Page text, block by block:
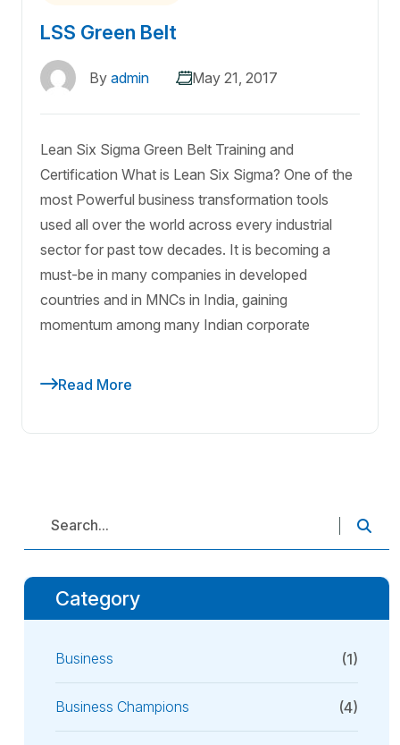
LSS Green Belt
By admin May 21, 2017
Lean Six Sigma Green Belt Training and
Certification What is Lean Six Sigma? One of the
most Powerful business transformation tools
used all over the world across every industrial
sector for past tow decades. It is becoming a
must-be in many companies in developed
countries and in MNCs in India, gaining
momentum among many Indian corporate
Read More
Category
Business (1)
Business Champions (4)